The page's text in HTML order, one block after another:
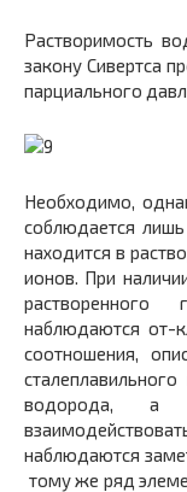
Растворимость
закону Сивертса
парциального
Необходимо,
соблюдается
находится в
ионов. При
наблюдаются от-
соотношения,
водорода, а
наблюдаются
тому же ряд